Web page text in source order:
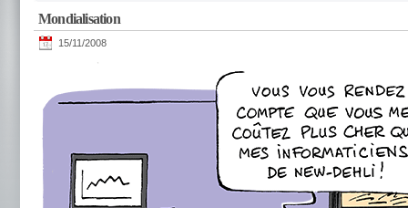
Mondialisation
15/11/2008